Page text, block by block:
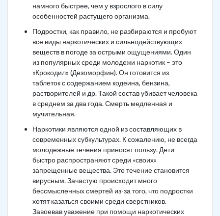
намного быстрее, чем у взрослого в силу
особенностей растущего организма.
Подростки, как правило, не разбираются и пробуют
все виды наркотических и сильнодействующих
веществ в погоде за острыми ощущениями. Один
из популярных среди молодежи наркотик – это
«Крокодил» (Дезоморфин). Он готовится из
таблеток с содержанием кодеина, бензина,
растворителей и др. Такой состав убивает человека
в среднем за два года. Смерть медленная и
мучительная.
Наркотики являются одной из составляющих в
современных субкультурах. К сожалению, не всегда
молодежные течения приносят пользу. Дети
быстро распространяют среди «своих»
запрещенные вещества. Это течение становится
вирусным. Зачастую происходит много
бессмысленных смертей из-за того, что подростки
хотят казаться своими среди сверстников.
Завоевав уважение при помощи наркотических